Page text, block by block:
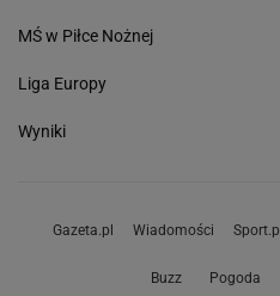
MŚ w Piłce Nożnej
Liga Europy
Wyniki
Gazeta.pl Wiadomości Sport.pl
Buzz Pogoda